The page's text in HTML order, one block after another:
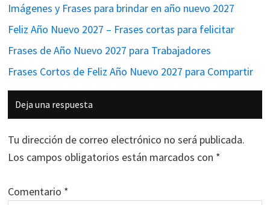
Imágenes y Frases para brindar en año nuevo 2027
Feliz Año Nuevo 2027 – Frases cortas para felicitar
Frases de Año Nuevo 2027 para Trabajadores
Frases Cortos de Feliz Año Nuevo 2027 para Compartir
Interacciones
con
los
lectores
Deja una respuesta
Tu dirección de correo electrónico no será publicada.
Los campos obligatorios están marcados con *
Comentario *